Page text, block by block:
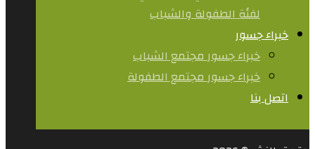
لفئة الطفولة والشباب
خبراء جسور
خبراء جسور مجتمع الشباب
خبراء جسور مجتمع الطفولة
اتصل بنا